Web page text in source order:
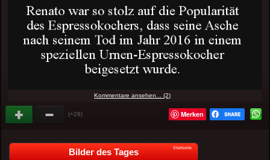
Kommentare ansehen... (2)
(+28) Merken
Bilder des Tages Startseite